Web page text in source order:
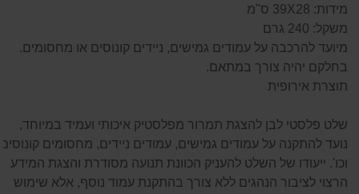
מידות: 39X28 ס"מ
משקל: 240 גרם
מיועד להרכבה על עמודים גמישים, ניידים קונוסים או מחסומים.
בחלקם יהיה צורך במתאם.
תוצרת אירופית
שלט פלסטי לבן להצגת תמרור מפלסטיק איכותי ועמיד במיוחד,
נועד להתקנה על עמודים גמישים, עמודים ניידים, מחסומים קונוסים
וכו'. ייעודו של השלט להעניק הכוונת תנועה מסודרת והצגת המידע
הרצוי לציבור הנהגים ללא צורך בהתקנת עמוד נוסף, אלא שימוש